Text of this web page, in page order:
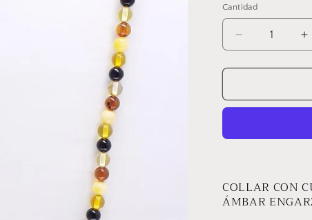
Cantidad
Reducir
cantidad
para
FAYNA
COLLAR CON
ÁMBAR